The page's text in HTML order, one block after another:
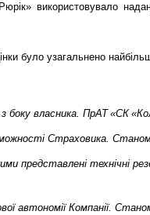
використовувало
було узагальнено
боку власника. ПрАТ «СК
Страховика.
представлені технічні
автономії Компанії.